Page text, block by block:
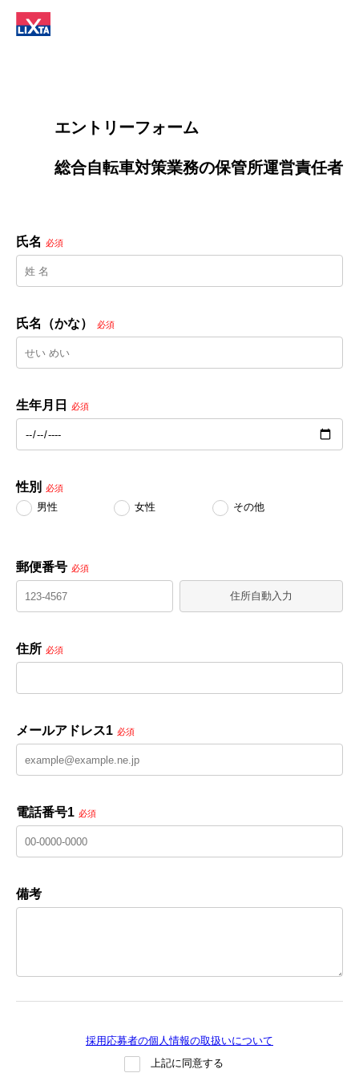
        エントリーフォーム
氏名 必須
氏名（かな） 必須
生年月日 必須
性別 必須
男性 女性 その他
郵便番号 必須
住所自動入力
住所 必須
メールアドレス1 必須
電話番号1 必須
備考
採用応募者の個人情報の取扱いについて
上記に同意する